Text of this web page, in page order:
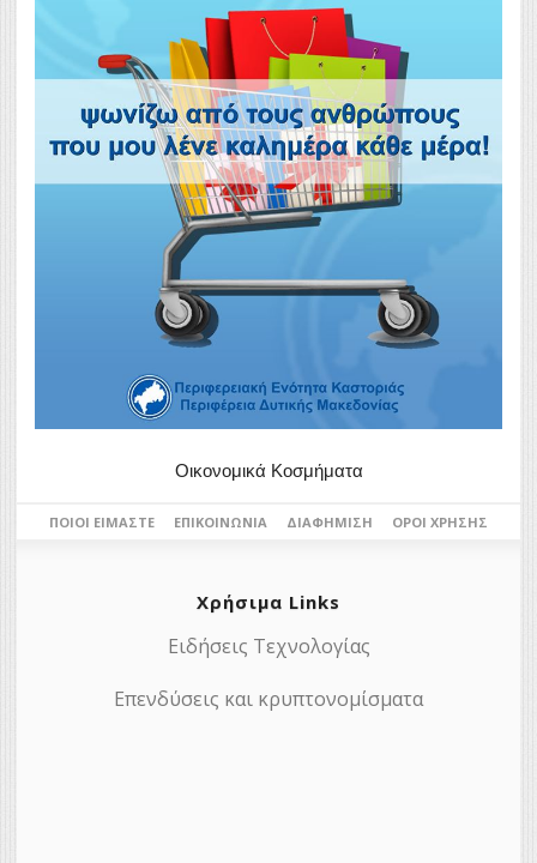
Οικονομικά Κοσμήματα
ΠΟΙΟΙ ΕΊΜΑΣΤΕ ΕΠΙΚΟΙΝΩΝΊΑ ΔΙΑΦΉΜΙΣΗ ΌΡΟΙ ΧΡΉΣΗΣ
Χρήσιμα Links
Ειδήσεις Τεχνολογίας
Επενδύσεις και κρυπτονομίσματα